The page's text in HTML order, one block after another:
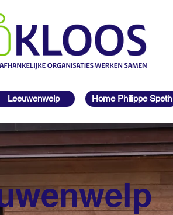
Leeuwenwelp Home Philippe Speth